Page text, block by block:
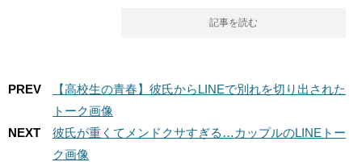
記事を読む
PREV
【高校生の青春】彼氏からLINEで別れを切り出された
トーク画像
NEXT
彼氏が重くてメンドクサすぎる…カップルのLINEトー
ク画像